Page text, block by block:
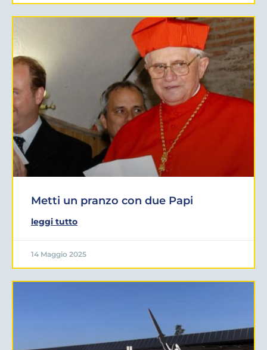
Metti un pranzo con due Papi
leggi tutto
14 Maggio 2025